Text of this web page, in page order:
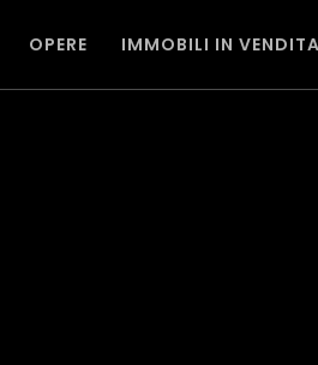
OPERE IMMOBILI IN VENDITA